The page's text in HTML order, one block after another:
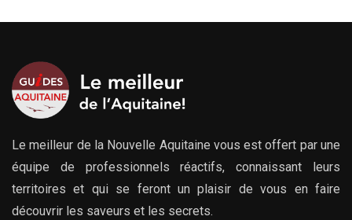
Le meilleur de la Nouvelle Aquitaine vous est offert par une
équipe de professionnels réactifs, connaissant leurs
territoires et qui se feront un plaisir de vous en faire
découvrir les saveurs et les secrets.